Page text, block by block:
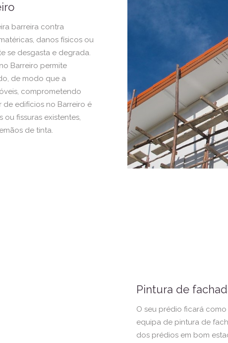
barreira contra
danos físicos ou
se desgasta e degrada.
Barreiro permite
de modo que a
comprometendo
de edifícios no Barreiro é
fissuras existentes,
de tinta.
Pintura de
O seu prédio ficará
equipa de pintura de
dos prédios em bom